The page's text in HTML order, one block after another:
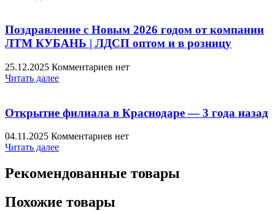
Поздравление с Новым 2026 годом от компании
ЛТМ КУБАНЬ | ЛДСП оптом и в розницу
25.12.2025 Комментариев нет
Читать далее
Открытие филиала в Краснодаре — 3 года назад
04.11.2025 Комментариев нет
Читать далее
Рекомендованные товары
Похожие товары